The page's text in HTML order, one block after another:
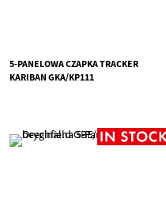
5-PANELOWA CZAPKA TRACKER
KARIBAN GKA/KP111